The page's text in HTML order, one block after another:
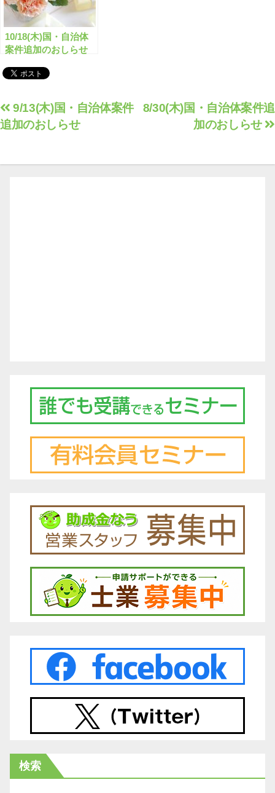
10/18(木)国・自治体
案件追加のおしらせ
投
稿
ビ
8/30(木)国・自治体案件追
加のおしらせ
9/13(木)国・自治体案件
追加のおしらせ
検索